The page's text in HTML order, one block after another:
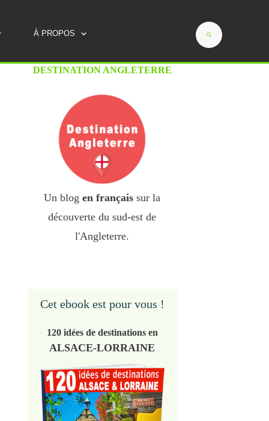
À PROPOS
DESTINATION ANGLETERRE
Un blogen français sur la
découverte du sud-est de
l'Angleterre.
Cet ebook est pour vous !
120 idées de destinations en
ALSACE-LORRAINE